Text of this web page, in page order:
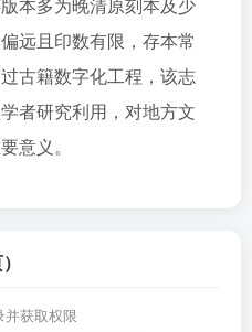
远且印数有限，存本常
古籍数字化工程，该志
者研究利用，对地方文
意义。
获取权限